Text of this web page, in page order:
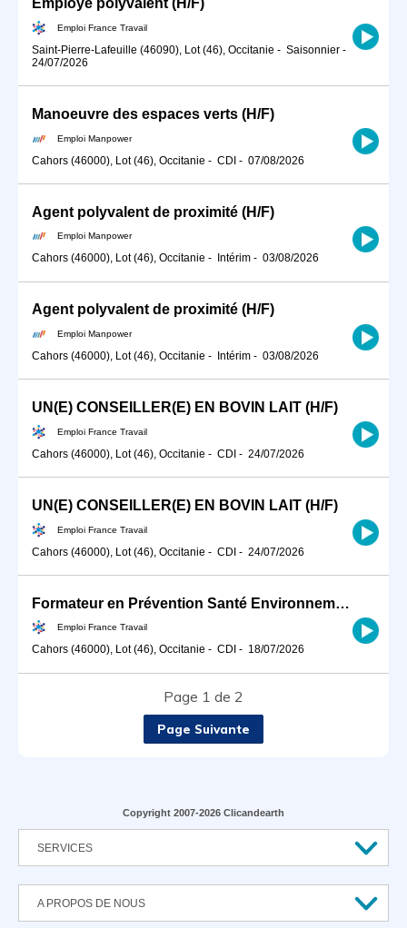
Employé polyvalent (H/F)
Emploi France Travail
Saint-Pierre-Lafeuille (46090), Lot (46), Occitanie - Saisonnier -
24/07/2026
Manoeuvre des espaces verts (H/F)
Emploi Manpower
Cahors (46000), Lot (46), Occitanie - CDI - 07/08/2026
Agent polyvalent de proximité (H/F)
Emploi Manpower
Cahors (46000), Lot (46), Occitanie - Intérim - 03/08/2026
Agent polyvalent de proximité (H/F)
Emploi Manpower
Cahors (46000), Lot (46), Occitanie - Intérim - 03/08/2026
UN(E) CONSEILLER(E) EN BOVIN LAIT (H/F)
Emploi France Travail
Cahors (46000), Lot (46), Occitanie - CDI - 24/07/2026
UN(E) CONSEILLER(E) EN BOVIN LAIT (H/F)
Emploi France Travail
Cahors (46000), Lot (46), Occitanie - CDI - 24/07/2026
Formateur en Prévention Santé Environnement (H/F)
Emploi France Travail
Cahors (46000), Lot (46), Occitanie - CDI - 18/07/2026
Page 1 de 2
Page Suivante
Copyright 2007-2026 Clicandearth
SERVICES
A PROPOS DE NOUS